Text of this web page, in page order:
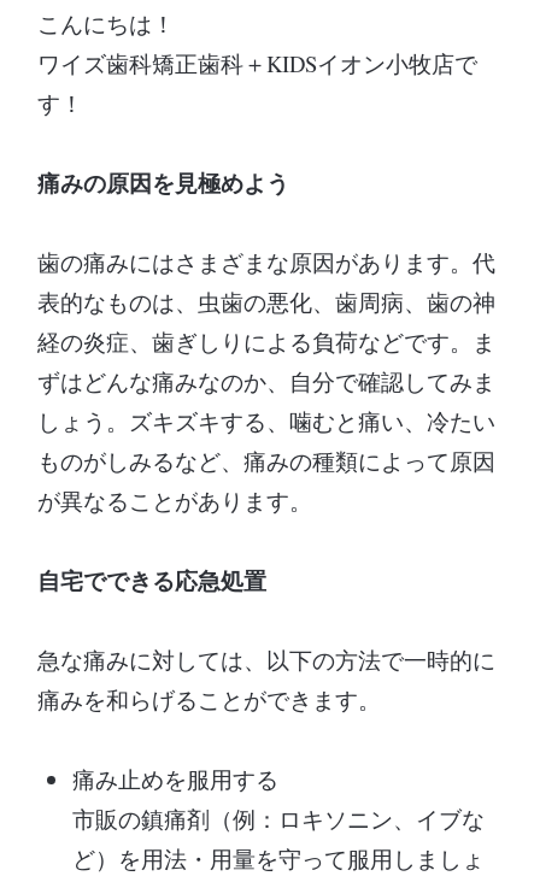
こんにちは！
ワイズ歯科矯正歯科＋KIDSイオン小牧店で
す！
痛みの原因を見極めよう
歯の痛みにはさまざまな原因があります。代
表的なものは、虫歯の悪化、歯周病、歯の神
経の炎症、歯ぎしりによる負荷などです。ま
ずはどんな痛みなのか、自分で確認してみま
しょう。ズキズキする、噛むと痛い、冷たい
ものがしみるなど、痛みの種類によって原因
が異なることがあります。
自宅でできる応急処置
急な痛みに対しては、以下の方法で一時的に
痛みを和らげることができます。
痛み止めを服用する
市販の鎮痛剤（例：ロキソニン、イブな
ど）を用法・用量を守って服用しましょ